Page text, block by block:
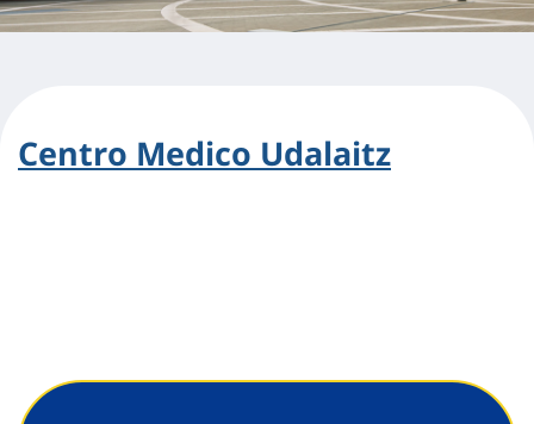
Centro Medico Udalaitz